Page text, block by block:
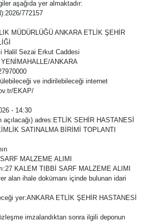
aşağıda yer almaktadır:
772157
MÜDÜRLÜĞÜ ANKARA ETLİK ŞEHİR
Halil Sezai Erkut Caddesi
ANKARA
ve indirilebileceği internet
EKAP/
- 14:30
açılacağı) adres:ETLİK SEHİR HASTANESİ
SATINALMA BİRİMİ TOPLANTI
MALZEME ALIMI
KALEM TIBBİ SARF MALZEME ALIMI
alan ihale dokümanı içinde bulunan idari
yer:ANKARA ETLİK ŞEHİR HASTANESİ
imzalandıktan sonra ilgili deponun